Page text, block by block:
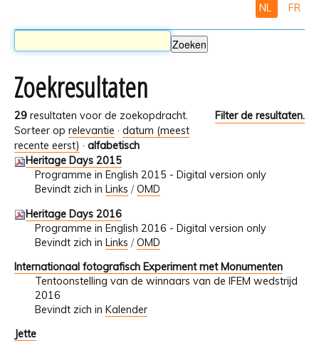
NL FR
Zoekresultaten
29 resultaten voor de zoekopdracht.
Filter de resultaten.
Sorteer op relevantie · datum (meest
recente eerst) · alfabetisch
Heritage Days 2015
Programme in English 2015 - Digital version only
Bevindt zich in Links /OMD
Heritage Days 2016
Programme in English 2016 - Digital version only
Bevindt zich in Links /OMD
Internationaal fotografisch Experiment met Monumenten
Tentoonstelling van de winnaars van de IFEM wedstrijd
2016
Bevindt zich in Kalender
Jette